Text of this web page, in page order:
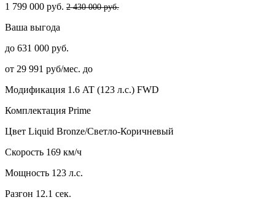
1 799 000 руб. 2 430 000 руб.
Ваша выгода
до 631 000 руб.
от 29 991 руб/мес. до
Модификация 1.6 AT (123 л.с.) FWD
Комплектация Prime
Цвет Liquid Bronze/Светло-Коричневый
Скорость 169 км/ч
Мощность 123 л.с.
Разгон 12.1 сек.